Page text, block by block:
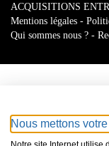
ACQUISITIONS
Mentions légales -
Qui sommes nous ? -
Nous mettons